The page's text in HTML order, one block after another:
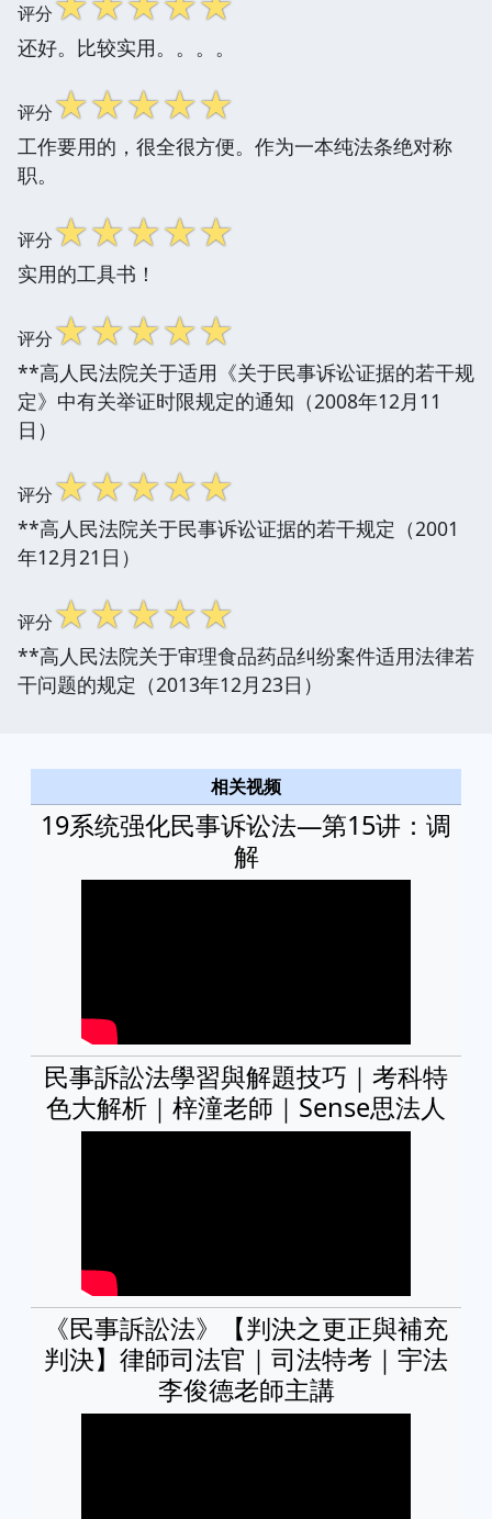
评分
还好。比较实用。。。。
评分☆☆☆☆☆
工作要用的，很全很方便。作为一本纯法条绝对称
职。
评分☆☆☆☆☆
实用的工具书！
评分☆☆☆☆☆
**高人民法院关于适用《关于民事诉讼证据的若干规
定》中有关举证时限规定的通知（2008年12月11
日）
评分☆☆☆☆☆
**高人民法院关于民事诉讼证据的若干规定（2001
年12月21日）
评分☆☆☆☆☆
**高人民法院关于审理食品药品纠纷案件适用法律若
干问题的规定（2013年12月23日）
相关视频
19系统强化民事诉讼法—第15讲：调
解
民事訴訟法學習與解題技巧｜考科特
色大解析｜梓潼老師｜Sense思法人
《民事訴訟法》【判決之更正與補充
判決】律師司法官｜司法特考｜宇法
李俊德老師主講